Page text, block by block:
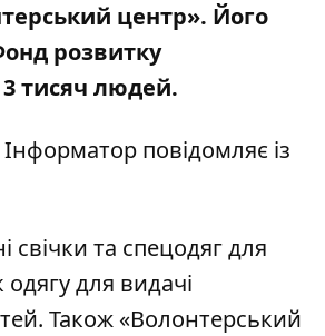
центр». Його
розвитку
тисяч людей.
повідомляє із
свічки та спецодяг для
для видачі
Також «Волонтерський